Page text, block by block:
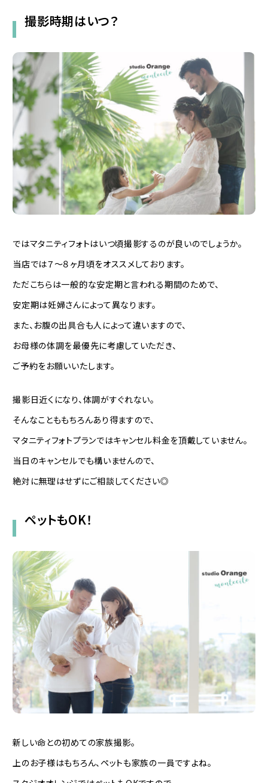
撮影時期はいつ？
ではマタニティフォトはいつ頃撮影するのが良いのでしょうか。
当店では７〜８ヶ月頃をオススメしております。
ただこちらは一般的な安定期と言われる期間のためで、
安定期は妊婦さんによって異なります。
また、お腹の出具合も人によって違いますので、
お母様の体調を最優先に考慮していただき、
ご予約をお願いいたします。
撮影日近くになり、体調がすぐれない。
そんなことももちろんあり得ますので、
マタニティフォトプランではキャンセル料金を頂戴していません。
当日のキャンセルでも構いませんので、
絶対に無理はせずにご相談してください◎
ペットもOK！
新しい命との初めての家族撮影。
上のお子様はもちろん、ペットも家族の一員ですよね。